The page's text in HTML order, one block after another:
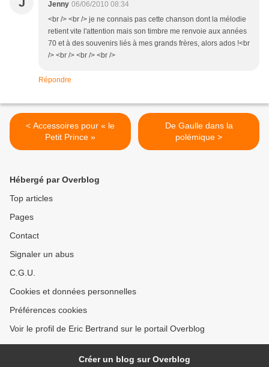
Jenny 06/06/2010 08:34
<br /> <br /> je ne connais pas cette chanson dont la mélodie
retient vite l'attention mais son timbre me renvoie aux années
70 et à des souvenirs liés à mes grands frères, alors ados !<br
/> <br /> <br /> <br />
Répondre
< Accessoires pour « le
Petit Prince »
De Gaulle dans la
polémique >
Hébergé par Overblog
Top articles
Pages
Contact
Signaler un abus
C.G.U.
Cookies et données personnelles
Préférences cookies
Voir le profil de Eric Bertrand sur le portail Overblog
Créer un blog sur Overblog